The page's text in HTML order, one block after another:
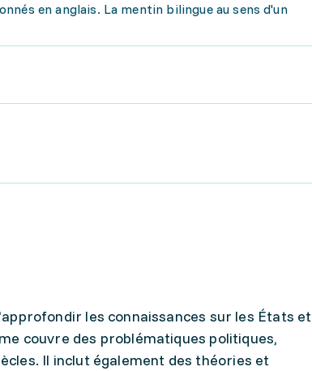
en anglais. La mentin bilingue au sens d'un
les connaissances sur les États et
couvre des problématiques politiques,
Il inclut également des théories et